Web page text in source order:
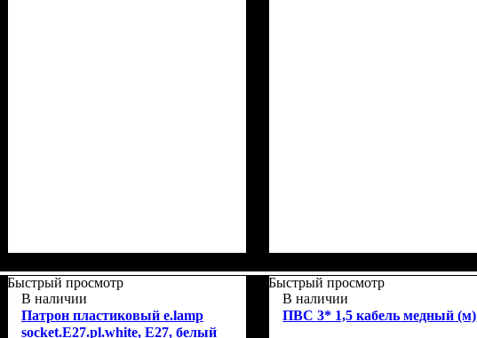
Быстрый просмотр
В наличии
Патрон пластиковый e.lamp
socket.E27.pl.white, Е27, белый
Быстрый просмотр
В наличии
ПВС 3* 1,5 кабель медный (м)